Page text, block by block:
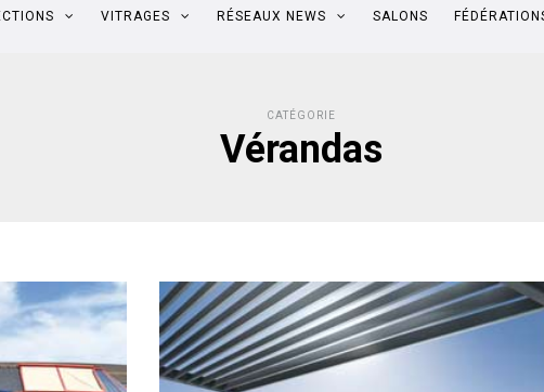
VITRAGES RÉSEAUX NEWS SALONS
CATÉGORIE
Vérandas